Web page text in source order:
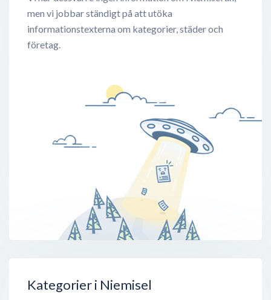
men vi jobbar ständigt på att utöka
informationstexterna om kategorier, städer och
företag.
Kategorier i Niemisel